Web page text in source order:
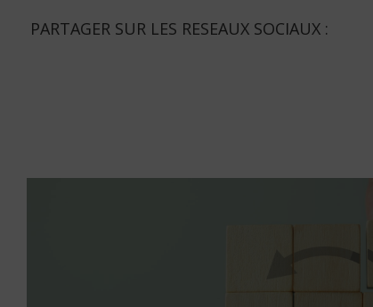
PARTAGER SUR LES RESEAUX SOCIAUX :